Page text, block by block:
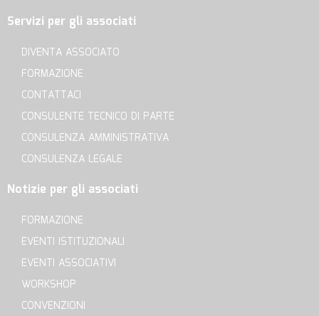
Servizi per gli associati
DIVENTA ASSOCIATO
FORMAZIONE
CONTATTACI
CONSULENTE TECNICO DI PARTE
CONSULENZA AMMINISTRATIVA
CONSULENZA LEGALE
Notizie per gli associati
FORMAZIONE
EVENTI ISTITUZIONALI
EVENTI ASSOCIATIVI
WORKSHOP
CONVENZIONI